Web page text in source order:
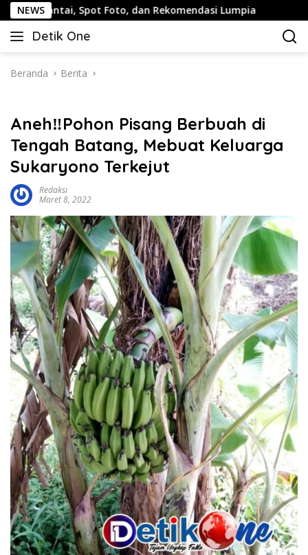
Langsung
ke
konten
NEWS
Foto, dan Rekomendasi Lumpia Panduan Wisata
Detik One
Tajam
Fakta
Beranda Berita
Aneh‼️Pohon Pisang Berbuah di
Tengah Batang, Mebuat Keluarga
Sukaryono Terkejut
Redaksi
Maret 8, 2022